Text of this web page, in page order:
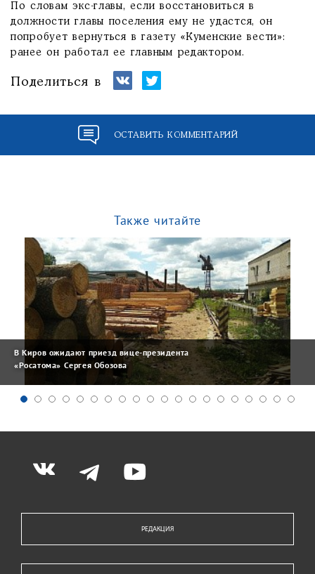
По словам экс-главы, если восстановиться в
должности главы поселения ему не удастся, он
попробует вернуться в газету «Куменские вести»:
ранее он работал ее главным редактором.
Поделиться в
ОСТАВИТЬ КОММЕНТАРИЙ
Также читайте
В Киров ожидают приезд вице-президента
«Росатома» Сергея Обозова
РЕДАКЦИЯ